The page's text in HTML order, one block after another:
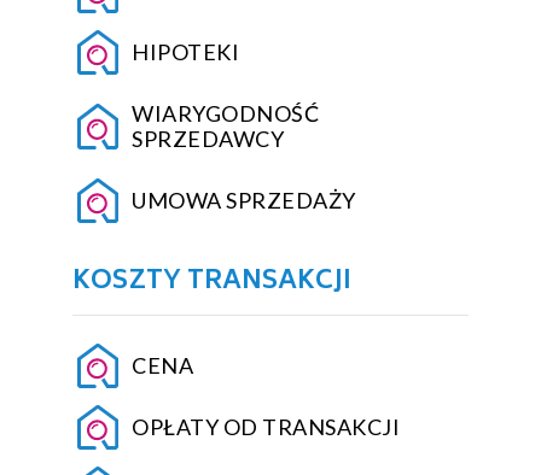
HIPOTEKI
WIARYGODNOŚĆ
SPRZEDAWCY
UMOWA SPRZEDAŻY
KOSZTY TRANSAKCJI
CENA
OPŁATY OD TRANSAKCJI